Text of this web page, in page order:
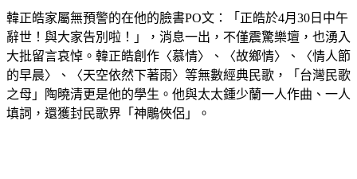
韓正皓家屬無預警的在他的臉書PO文：「正皓於4月30日中午
辭世！與大家告別啦！」，消息一出，不僅震驚樂壇，也湧入
大批留言哀悼。韓正皓創作〈慕情〉、〈故鄉情〉、〈情人節
的早晨〉、〈天空依然下著雨〉等無數經典民歌，「台灣民歌
之母」陶曉清更是他的學生。他與太太鍾少蘭一人作曲、一人
填詞，還獲封民歌界「神鵰俠侶」。